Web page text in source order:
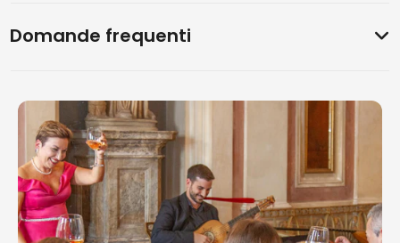
Domande frequenti